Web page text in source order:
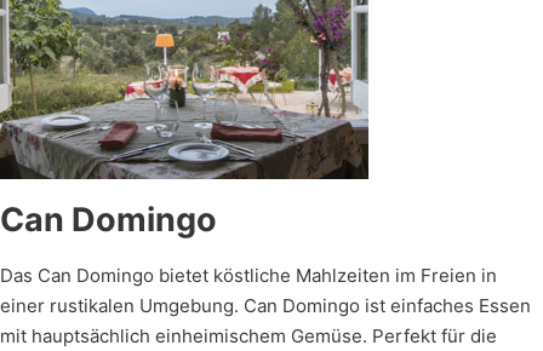
Can Domingo
Das Can Domingo bietet köstliche Mahlzeiten im Freien in
einer rustikalen Umgebung. Can Domingo ist einfaches Essen
mit hauptsächlich einheimischem Gemüse. Perfekt für die